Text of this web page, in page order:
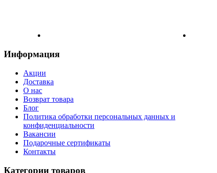
Информация
Акции
Доставка
О нас
Возврат товара
Блог
Политика обработки персональных данных и
конфиденциальности
Вакансии
Подарочные сертификаты
Контакты
Категории товаров